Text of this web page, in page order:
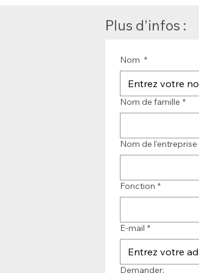
Plus d'infos :
Nom *
Nom de famille *
Nom de l'entreprise
Fonction *
E-mail *
Demander: